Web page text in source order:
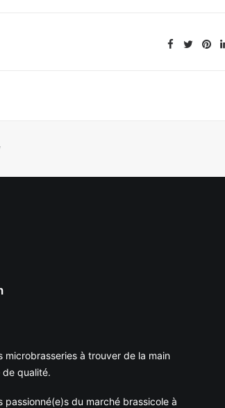
microbrasseries à trouver de la main
de qualité.
passionné(e)s du marché brassicole à